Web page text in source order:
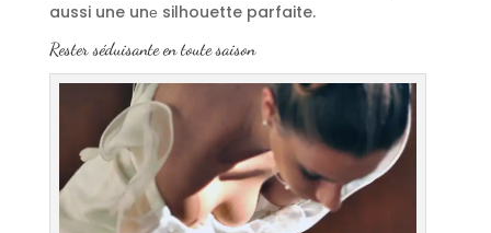
aussi une unе silhouette parfaite.
Rester séduisante en toute saison